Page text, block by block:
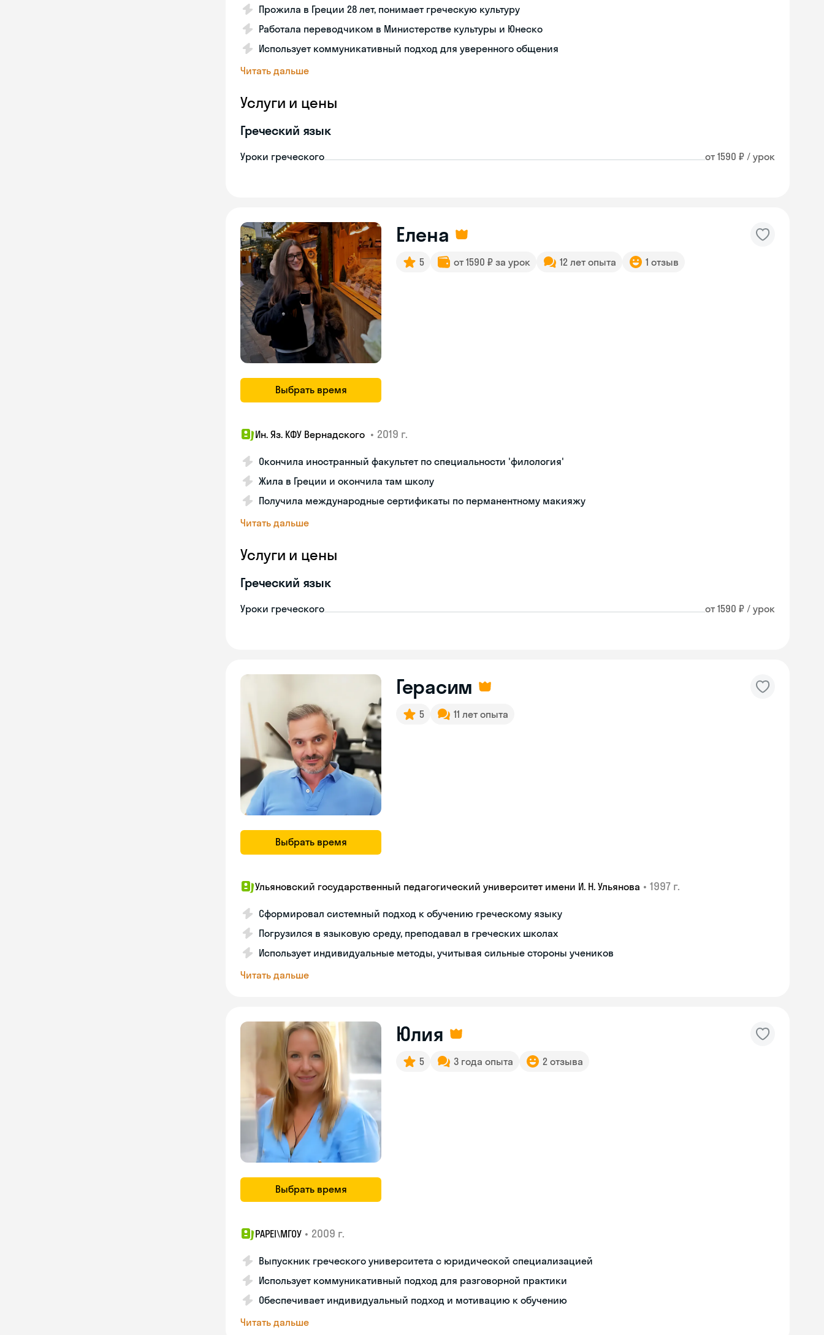
Прожила в Греции 28 лет, понимает греческую культуру
Работала переводчиком в Министерстве культуры и Юнеско
Использует коммуникативный подход для уверенного общения
Читать дальше
Услуги и цены
Греческий язык
Уроки греческого от 1590 ₽ / урок
Выбрать время
Елена
5 от 1590 ₽ за урок 12 лет опыта 1 отзыв
Ин. Яз. КФУ Вернадского • 2019 г.
Окончила иностранный факультет по специальности 'филология'
Жила в Греции и окончила там школу
Получила международные сертификаты по перманентному макияжу
Читать дальше
Услуги и цены
Греческий язык
Уроки греческого от 1590 ₽ / урок
Выбрать время
Герасим
5 11 лет опыта
Ульяновский государственный педагогический университет имени И. Н. Ульянова • 1997 г.
Сформировал системный подход к обучению греческому языку
Погрузился в языковую среду, преподавал в греческих школах
Использует индивидуальные методы, учитывая сильные стороны учеников
Читать дальше
Выбрать время
Юлия
5 3 года опыта 2 отзыва
PAPEI\MГОУ • 2009 г.
Выпускник греческого университета с юридической специализацией
Использует коммуникативный подход для разговорной практики
Обеспечивает индивидуальный подход и мотивацию к обучению
Читать дальше